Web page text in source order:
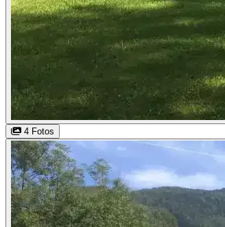
4 Fotos